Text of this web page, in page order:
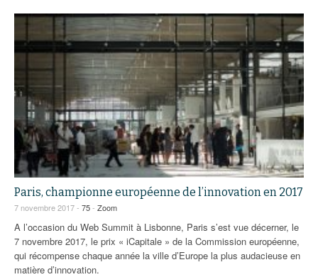
Paris, championne européenne de l’innovation en 2017
7 novembre 2017 - 75- Zoom
A l’occasion du Web Summit à Lisbonne, Paris s’est vue décerner, le
7 novembre 2017, le prix « iCapitale » de la Commission européenne,
qui récompense chaque année la ville d’Europe la plus audacieuse en
matière d’innovation.